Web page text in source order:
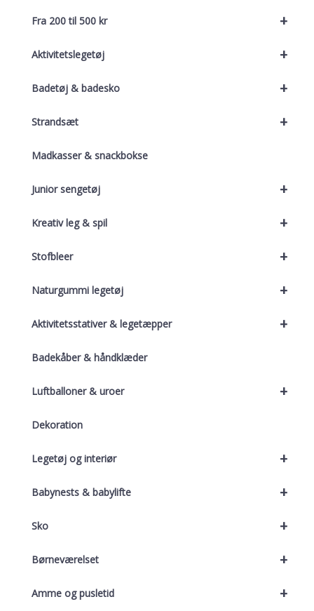
+
Fra 200 til 500 kr
+
Aktivitetslegetøj
+
Badetøj & badesko
+
Strandsæt
Madkasser & snackbokse
+
Junior sengetøj
+
Kreativ leg & spil
+
Stofbleer
+
Naturgummi legetøj
+
Aktivitetsstativer & legetæpper
Badekåber & håndklæder
+
Luftballoner & uroer
Dekoration
+
Legetøj og interiør
+
Babynests & babylifte
+
Sko
+
Børneværelset
+
Amme og pusletid